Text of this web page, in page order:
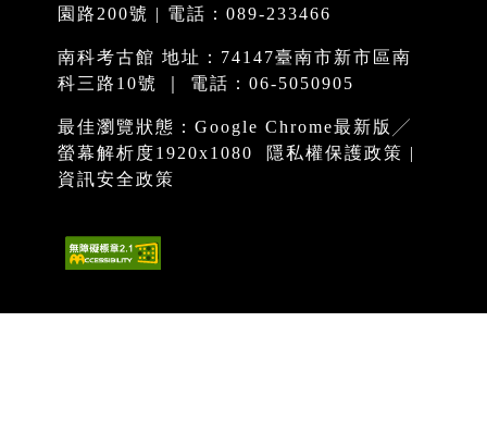
園路200號 | 電話：089-233466
南科考古館 地址：74147臺南市新市區南
科三路10號 ｜ 電話：06-5050905
最佳瀏覽狀態：Google Chrome最新版╱
螢幕解析度1920x1080
隱私權保護政策 |
資訊安全政策